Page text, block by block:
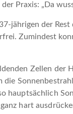
Praxis: „Da
jährigen der
Zumindest
Zellen
hauptsächlich
hart